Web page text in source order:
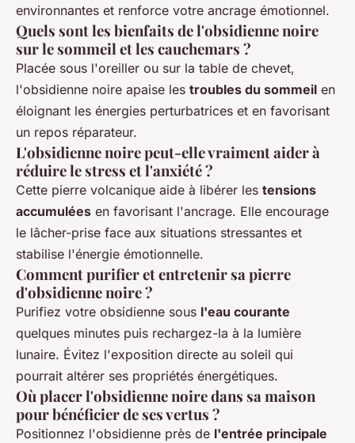
environnantes et renforce votre ancrage émotionnel.
Quels sont les bienfaits de l'obsidienne noire
sur le sommeil et les cauchemars ?
Placée sous l'oreiller ou sur la table de chevet,
l'obsidienne noire apaise les troubles du sommeil en
éloignant les énergies perturbatrices et en favorisant
un repos réparateur.
L'obsidienne noire peut-elle vraiment aider à
réduire le stress et l'anxiété ?
Cette pierre volcanique aide à libérer les tensions
accumulées en favorisant l'ancrage. Elle encourage
le lâcher-prise face aux situations stressantes et
stabilise l'énergie émotionnelle.
Comment purifier et entretenir sa pierre
d'obsidienne noire ?
Purifiez votre obsidienne sous l'eau courante
quelques minutes puis rechargez-la à la lumière
lunaire. Évitez l'exposition directe au soleil qui
pourrait altérer ses propriétés énergétiques.
Où placer l'obsidienne noire dans sa maison
pour bénéficier de ses vertus ?
Positionnez l'obsidienne près de l'entrée principale